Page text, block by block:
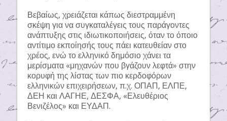
Βεβαίως, χρειάζεται κάπως διεστραμμένη
σκέψη για να συγκαταλέγεις τους παράγοντες
ανάπτυξης στις ιδιωτικοποιήσεις, όταν το όποιο
αντίτιμο εκποίησής τους πάει κατευθείαν στο
χρέος, ενώ το ελληνικό δημόσιο χάνει τα
μερίσματα «μηχανών που βγάζουν λεφτά» στην
κορυφή της λίστας των πιο κερδοφόρων
ελληνικών επιχειρήσεων, π.χ. ΟΠΑΠ, ΕΛΠΕ,
ΔΕΗ και ΛΑΓΗΕ, ΔΕΣΦΑ, «Ελευθέριος
Βενιζέλος» και ΕΥΔΑΠ.